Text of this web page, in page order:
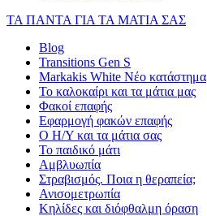
ΤΑ ΠΑΝΤΑ ΓΙΑ ΤΑ ΜΑΤΙΑ ΣΑΣ
Blog
Transitions Gen S
Markakis White Νέο κατάστημα
Το καλοκαίρι και τα μάτια μας
Φακοί επαφής
Εφαρμογή φακών επαφής
Ο Η/Υ και τα μάτια σας
Το παιδικό μάτι
Αμβλυωπία
Στραβισμός. Ποια η θεραπεία;
Ανισομετρωπία
Κηλίδες και διόφθαλμη όραση